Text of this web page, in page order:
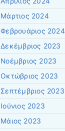
Μάρτιος 2024
Φεβρουάριος 2024
Δεκέμβριος 2023
Νοέμβριος 2023
Οκτώβριος 2023
Σεπτέμβριος 2023
Ιούνιος 2023
Μάιος 2023